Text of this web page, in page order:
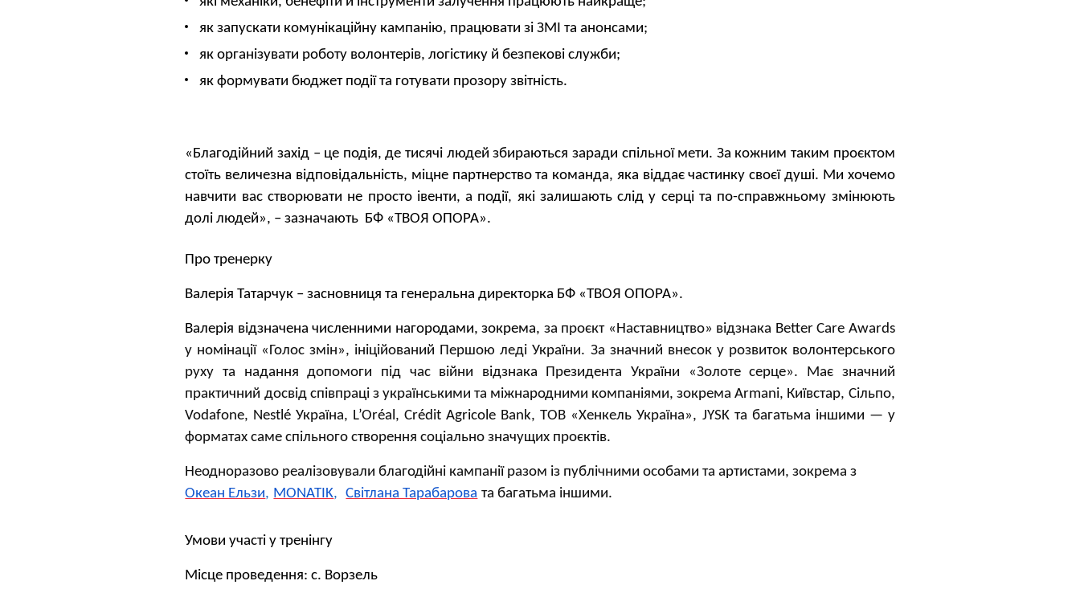
як запускати комунікаційну кампанію, працювати зі ЗМІ та анонсами;
як організувати роботу волонтерів, логістику й безпекові служби;
як формувати бюджет події та готувати прозору звітність.
«Благодійний захід – це подія, де тисячі людей збираються заради спільної мети. За кожним таким проєктом
стоїть величезна відповідальність, міцне партнерство та команда, яка віддає частинку своєї душі. Ми хочемо
навчити вас створювати не просто івенти, а події, які залишають слід у серці та по-справжньому змінюють
долі людей», – зазначають БФ «ТВОЯ ОПОРА».
Про тренерку
Валерія Татарчук – засновниця та генеральна директорка БФ «ТВОЯ ОПОРА».
Валерія відзначена численними нагородами, зокрема, за проєкт «Наставництво» відзнака Better Care Awards
у номінації «Голос змін», ініційований Першою леді України. За значний внесок у розвиток волонтерського
руху та надання допомоги під час війни відзнака Президента України «Золоте серце». Має значний
практичний досвід співпраці з українськими та міжнародними компаніями, зокремаArmani, Київстар, Сільпо,
Vodafone, Nestlé Україна, L’Oréal, Crédit Agricole Bank, ТОВ «Хенкель Україна», JYSKта багатьма іншими — у
форматах саме спільного створення соціально значущих проєктів.
Неодноразово реалізовували благодійні кампанії разом із публічними особами та артистами, зокрема з
Океан Ельзи, MONATIK, Світлана Тарабарова та багатьма іншими.
Умови участі у тренінгу
Місце проведення: с. Ворзель